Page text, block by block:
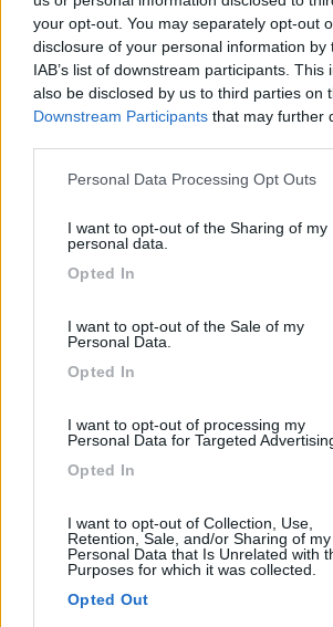
your opt-out. You may separately opt-out
disclosure of your personal information by
IAB’s list of downstream participants. This
also be disclosed by us to third parties on
Downstream Participants that may further
Please note that this website/app uses
not limited to your visit or usage
grant or deny consent to Google and its
use your data for below specified
Personal Data Processing Opt Outs
I want to opt-out of the Sharing of my
personal data.
Opted In
I want to opt-out of the Sale of my
Personal Data.
Opted In
I want to opt-out of processing my
Personal Data for Targeted
Opted In
I want to opt-out of Collection, Use,
Retention, Sale, and/or Sharing of my
Personal Data that Is Unrelated with
Purposes for which it was collected.
Opted Out
Campeggio
9 2
Servizi / Posizione
Bastia Mondovì (CN) - 56km